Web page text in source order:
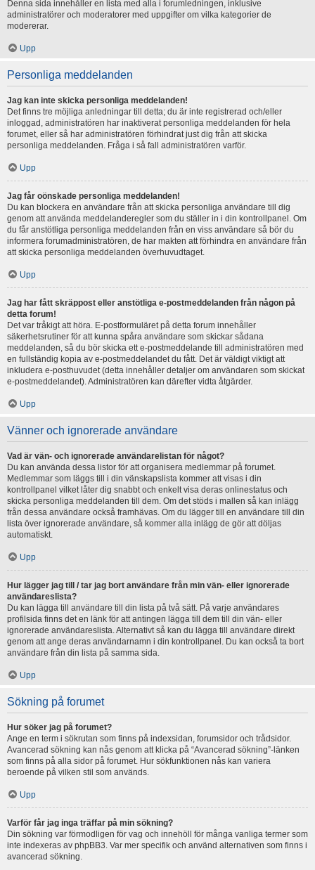
Denna sida innehåller en lista med alla i forumledningen, inklusive
administratörer och moderatorer med uppgifter om vilka kategorier de
modererar.
Upp
Personliga meddelanden
Jag kan inte skicka personliga meddelanden!
Det finns tre möjliga anledningar till detta; du är inte registrerad och/eller
inloggad, administratören har inaktiverat personliga meddelanden för hela
forumet, eller så har administratören förhindrat just dig från att skicka
personliga meddelanden. Fråga i så fall administratören varför.
Upp
Jag får oönskade personliga meddelanden!
Du kan blockera en användare från att skicka personliga användare till dig
genom att använda meddelanderegler som du ställer in i din kontrollpanel. Om
du får anstötliga personliga meddelanden från en viss användare så bör du
informera forumadministratören, de har makten att förhindra en användare från
att skicka personliga meddelanden överhuvudtaget.
Upp
Jag har fått skräppost eller anstötliga e-postmeddelanden från någon på
detta forum!
Det var tråkigt att höra. E-postformuläret på detta forum innehåller
säkerhetsrutiner för att kunna spåra användare som skickar sådana
meddelanden, så du bör skicka ett e-postmeddelande till administratören med
en fullständig kopia av e-postmeddelandet du fått. Det är väldigt viktigt att
inkludera e-posthuvudet (detta innehåller detaljer om användaren som skickat
e-postmeddelandet). Administratören kan därefter vidta åtgärder.
Upp
Vänner och ignorerade användare
Vad är vän- och ignorerade användarelistan för något?
Du kan använda dessa listor för att organisera medlemmar på forumet.
Medlemmar som läggs till i din vänskapslista kommer att visas i din
kontrollpanel vilket låter dig snabbt och enkelt visa deras onlinestatus och
skicka personliga meddelanden till dem. Om det stöds i mallen så kan inlägg
från dessa användare också framhävas. Om du lägger till en användare till din
lista över ignorerade användare, så kommer alla inlägg de gör att döljas
automatiskt.
Upp
Hur lägger jag till / tar jag bort användare från min vän- eller ignorerade
användareslista?
Du kan lägga till användare till din lista på två sätt. På varje användares
profilsida finns det en länk för att antingen lägga till dem till din vän- eller
ignorerade användareslista. Alternativt så kan du lägga till användare direkt
genom att ange deras användarnamn i din kontrollpanel. Du kan också ta bort
användare från din lista på samma sida.
Upp
Sökning på forumet
Hur söker jag på forumet?
Ange en term i sökrutan som finns på indexsidan, forumsidor och trådsidor.
Avancerad sökning kan nås genom att klicka på “Avancerad sökning”-länken
som finns på alla sidor på forumet. Hur sökfunktionen nås kan variera
beroende på vilken stil som används.
Upp
Varför får jag inga träffar på min sökning?
Din sökning var förmodligen för vag och innehöll för många vanliga termer som
inte indexeras av phpBB3. Var mer specifik och använd alternativen som finns i
avancerad sökning.